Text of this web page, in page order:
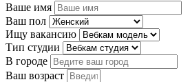
Ваше имя
Ваш пол
Ищу вакансию
Тип студии
В городе
Ваш возраст